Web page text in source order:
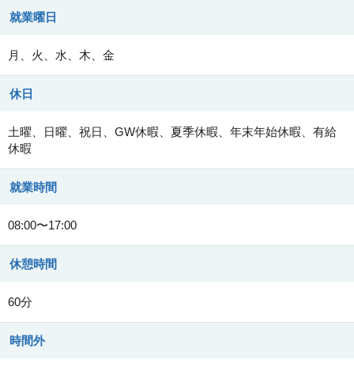
就業曜日
月、火、水、木、金
休日
土曜、日曜、祝日、GW休暇、夏季休暇、年末年始休暇、有給
休暇
就業時間
08:00〜17:00
休憩時間
60分
時間外